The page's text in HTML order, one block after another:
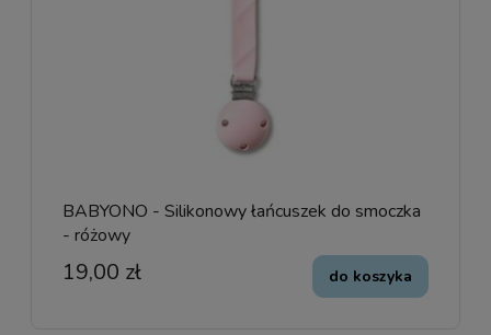
BABYONO - Silikonowy łańcuszek do smoczka
- różowy
19,00 zł do koszyka